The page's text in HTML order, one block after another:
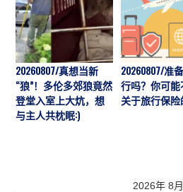
20260807/真想当新
“狼”！多伦多郊狼竟然
登堂入室上大炕，想
与主人共枕眠:)
20260807/准
行吗？你可
关于旅行保
2026年 8月